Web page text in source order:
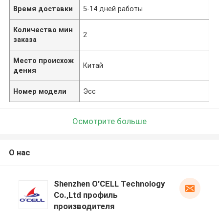
Время доставки 5-14 дней работы
Количество мин
заказа
2
Место происхож
дения
Китай
Номер модели Эсс
Осмотрите больше
О нас
Shenzhen O'CELL Technology
Co.,Ltd профиль
производителя